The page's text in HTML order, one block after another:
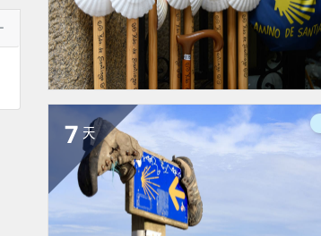
7 天